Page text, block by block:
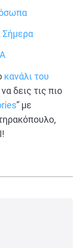
κανάλι του
να δεις τις πιο
” με